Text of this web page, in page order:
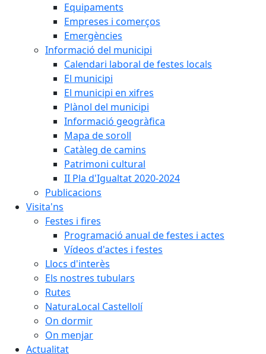
Equipaments
Empreses i comerços
Emergències
Informació del municipi
Calendari laboral de festes locals
El municipi
El municipi en xifres
Plànol del municipi
Informació geogràfica
Mapa de soroll
Catàleg de camins
Patrimoni cultural
II Pla d'Igualtat 2020-2024
Publicacions
Visita'ns
Festes i fires
Programació anual de festes i actes
Vídeos d'actes i festes
Llocs d'interès
Els nostres tubulars
Rutes
NaturaLocal Castellolí
On dormir
On menjar
Actualitat